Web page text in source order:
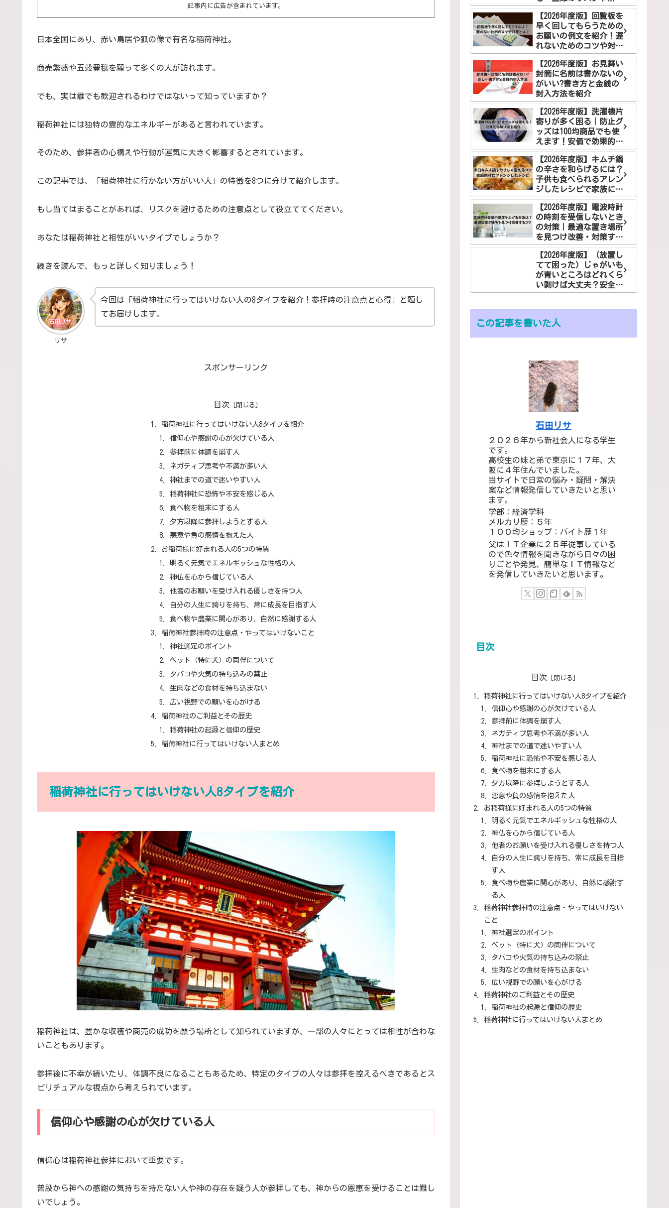
記事内に広告が含まれています。
日本全国にあり、赤い鳥居や狐の像で有名な稲荷神社。
商売繁盛や五穀豊穣を願って多くの人が訪れます。
でも、実は誰でも歓迎されるわけではないって知っていますか？
稲荷神社には独特の霊的なエネルギーがあると言われています。
そのため、参拝者の心構えや行動が運気に大きく影響するとされています。
この記事では、「稲荷神社に行かない方がいい人」の特徴を8つに分けて紹介します。
もし当てはまることがあれば、リスクを避けるための注意点として役立ててください。
あなたは稲荷神社と相性がいいタイプでしょうか？
続きを読んで、もっと詳しく知りましょう！
リサ
今回は「稲荷神社に行ってはいけない人の8タイプを紹介！参拝時の注意点と心得」と題し
てお届けします。
スポンサーリンク
目次
稲荷神社に行ってはいけない人8タイプを紹介
信仰心や感謝の心が欠けている人
参拝前に体調を崩す人
ネガティブ思考や不満が多い人
神社までの道で迷いやすい人
稲荷神社に恐怖や不安を感じる人
食べ物を粗末にする人
夕方以降に参拝しようとする人
悪意や負の感情を抱えた人
お稲荷様に好まれる人の5つの特質
明るく元気でエネルギッシュな性格の人
神仏を心から信じている人
他者のお願いを受け入れる優しさを持つ人
自分の人生に誇りを持ち、常に成長を目指す人
食べ物や農業に関心があり、自然に感謝する人
稲荷神社参拝時の注意点・やってはいけないこと
神社選定のポイント
ペット（特に犬）の同伴について
タバコや火気の持ち込みの禁止
生肉などの食材を持ち込まない
広い視野での願いを心がける
稲荷神社のご利益とその歴史
稲荷神社の起源と信仰の歴史
稲荷神社に行ってはいけない人まとめ
稲荷神社に行ってはいけない人8タイプを紹介
稲荷神社は、豊かな収穫や商売の成功を願う場所として知られていますが、一部の人々にとっては相性が合わな
いこともあります。
参拝後に不幸が続いたり、体調不良になることもあるため、特定のタイプの人々は参拝を控えるべきであるとス
ピリチュアルな視点から考えられています。
信仰心や感謝の心が欠けている人
信仰心は稲荷神社参拝において重要です。
普段から神への感謝の気持ちを持たない人や神の存在を疑う人が参拝しても、神からの恩恵を受けることは難し
いでしょう。
案を徹底解説
【2026年度版】回覧板を
早く回してもらうための
お願いの例文を紹介！遅
れないためのコツや対策
とは？
【2026年度版】お見舞い
封筒に名前は書かないの
がいい?書き方と金銭の
封入方法を紹介
【2026年度版】洗濯機片
寄りが多く困る｜防止グ
ッズは100均商品でも使
えます！安価で効果的な
解決法をご紹介
【2026年度版】キムチ鍋
の辛さを和らげるには？
子供も食べられるアレン
ジしたレシピで家族に笑
顔を！
【2026年度版】電波時計
の時刻を受信しないとき
の対策｜最適な置き場所
を見つけ改善・対策する
コツ
【2026年度版】（放置し
てて困った）じゃがいも
が青いところはどれくら
い剥けば大丈夫？安全な
食べ方でお悩み解決
この記事を書いた人
石田リサ
２０２６年から新社会人になる学生
です。
高校生の妹と弟で東京に１７年、大
阪に４年住んでいました。
当サイトで日常の悩み・疑問・解決
案など情報発信していきたいと思い
ます。
学部：経済学科
メルカリ歴：５年
１００均ショップ：バイト歴１年
父はＩＴ企業に２５年従事している
ので色々情報を聞きながら日々の困
りごとや発見、簡単なＩＴ情報など
を発信していきたいと思います。
目次
目次
稲荷神社に行ってはいけない人8タイプを紹介
信仰心や感謝の心が欠けている人
参拝前に体調を崩す人
ネガティブ思考や不満が多い人
神社までの道で迷いやすい人
稲荷神社に恐怖や不安を感じる人
食べ物を粗末にする人
夕方以降に参拝しようとする人
悪意や負の感情を抱えた人
お稲荷様に好まれる人の5つの特質
明るく元気でエネルギッシュな性格の人
神仏を心から信じている人
他者のお願いを受け入れる優しさを持つ人
自分の人生に誇りを持ち、常に成長を目指
す人
食べ物や農業に関心があり、自然に感謝す
る人
稲荷神社参拝時の注意点・やってはいけない
こと
神社選定のポイント
ペット（特に犬）の同伴について
タバコや火気の持ち込みの禁止
生肉などの食材を持ち込まない
広い視野での願いを心がける
稲荷神社のご利益とその歴史
稲荷神社の起源と信仰の歴史
稲荷神社に行ってはいけない人まとめ